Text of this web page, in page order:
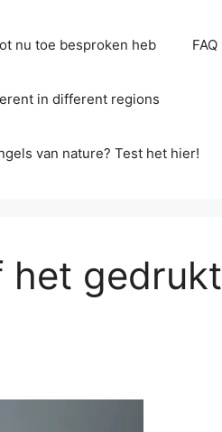
nu toe besproken heb FAQ
in different regions
van nature? Test het hier!
het gedrukt